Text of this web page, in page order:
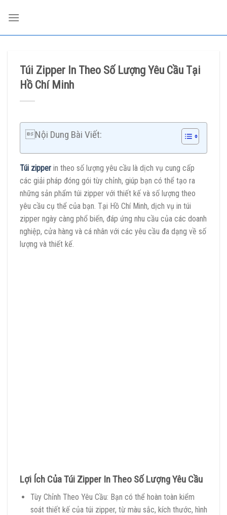
Túi Zipper In Theo Số Lượng Yêu Cầu Tại
Hồ Chí Minh
Nội Dung Bài Viết:
Túi zipper in theo số lượng yêu cầu là dịch vụ cung cấp
các giải pháp đóng gói tùy chỉnh, giúp bạn có thể tạo ra
những sản phẩm túi zipper với thiết kế và số lượng theo
yêu cầu cụ thể của bạn. Tại Hồ Chí Minh, dịch vụ in túi
zipper ngày càng phổ biến, đáp ứng nhu cầu của các doanh
nghiệp, cửa hàng và cá nhân với các yêu cầu đa dạng về số
lượng và thiết kế.
Lợi Ích Của Túi Zipper In Theo Số Lượng Yêu Cầu
Tùy Chỉnh Theo Yêu Cầu: Bạn có thể hoàn toàn kiểm
soát thiết kế của túi zipper, từ màu sắc, kích thước, hình